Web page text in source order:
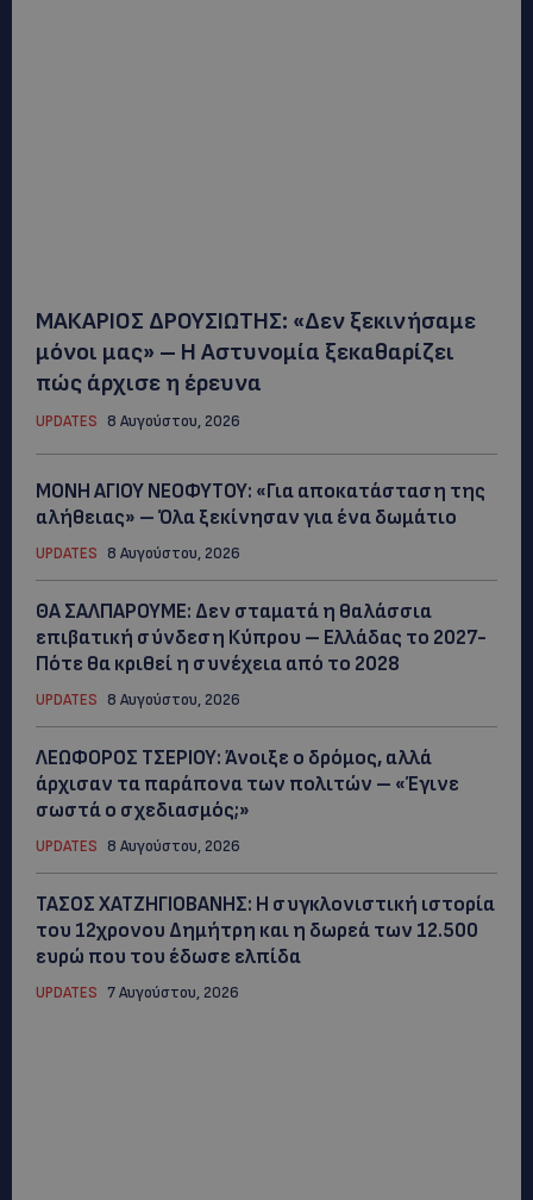
ΜΑΚΑΡΙΟΣ ΔΡΟΥΣΙΩΤΗΣ: «Δεν ξεκινήσαμε
μόνοι μας» – Η Αστυνομία ξεκαθαρίζει
πώς άρχισε η έρευνα
UPDATES 8 Αυγούστου, 2026
ΜΟΝΗ ΑΓΙΟΥ ΝΕΟΦΥΤΟΥ: «Για αποκατάσταση της
αλήθειας» – Όλα ξεκίνησαν για ένα δωμάτιο
UPDATES 8 Αυγούστου, 2026
ΘΑ ΣΑΛΠΑΡΟΥΜΕ: Δεν σταματά η θαλάσσια
επιβατική σύνδεση Κύπρου – Ελλάδας το 2027-
Πότε θα κριθεί η συνέχεια από το 2028
UPDATES 8 Αυγούστου, 2026
ΛΕΩΦΟΡΟΣ ΤΣΕΡΙΟΥ: Άνοιξε ο δρόμος, αλλά
άρχισαν τα παράπονα των πολιτών – «Έγινε
σωστά ο σχεδιασμός;»
UPDATES 8 Αυγούστου, 2026
ΤΑΣΟΣ ΧΑΤΖΗΓΙΟΒΑΝΗΣ: Η συγκλονιστική ιστορία
του 12χρονου Δημήτρη και η δωρεά των 12.500
ευρώ που του έδωσε ελπίδα
UPDATES 7 Αυγούστου, 2026